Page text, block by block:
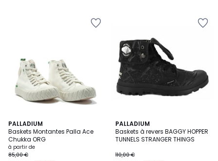
PALLADIUM
Baskets Montantes Palla Ace
Chukka ORG
à partir de
85,00 €
4,3
/ 5
11
Couleurs
PALLADIUM
Baskets à revers BAGGY HOPPER
TUNNELS STRANGER THINGS
110,00 €
2
Couleurs